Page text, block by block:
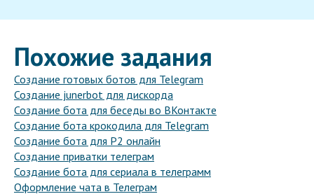
Похожие задания
Создание готовых ботов для Telegram
Создание junerbot для дискорда
Создание бота для беседы во ВКонтакте
Создание бота крокодила для Telegram
Создание бота для Р2 онлайн
Создание приватки телеграм
Создание бота для сериала в телеграмм
Оформление чата в Телеграм